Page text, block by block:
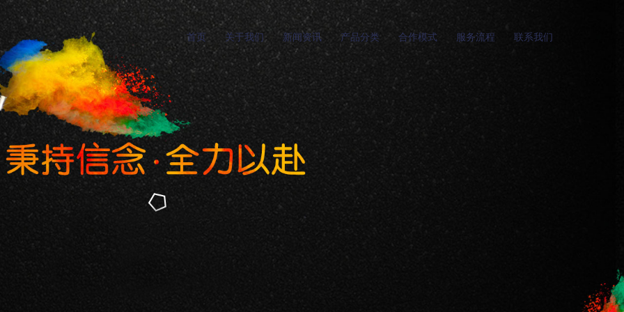
首页 关于我们 新闻资讯 产品分类 合作模式 服务流程 联系我们